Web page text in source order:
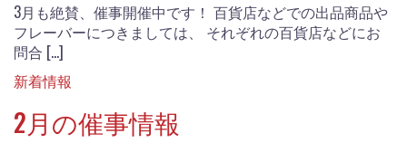
3月も絶賛、催事開催中です！ 百貨店などでの出品商品や
フレーバーにつきましては、 それぞれの百貨店などにお
問合 […]
新着情報
2月の催事情報